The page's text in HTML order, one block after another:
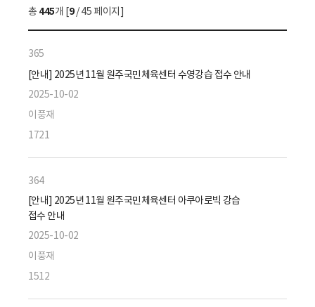
선
택
총 445개 [9/ 45 페이지]
365
[안내] 2025년 11월 원주국민체육센터 수영강습 접수 안내
2025-10-02
이풍재
1721
364
[안내] 2025년 11월 원주국민체육센터 아쿠아로빅 강습
접수 안내
2025-10-02
이풍재
1512